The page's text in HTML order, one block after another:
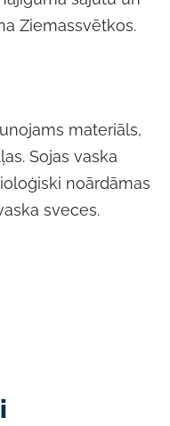
Ziemassvētkos.
materiāls,
Sojas vaska
noārdāmas
sveces.